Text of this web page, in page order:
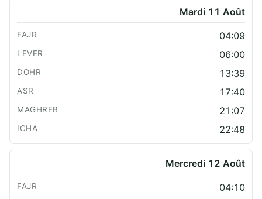
Mardi 11 Août
04:09
06:00
13:39
17:40
21:07
22:48
Mercredi 12 Août
04:10